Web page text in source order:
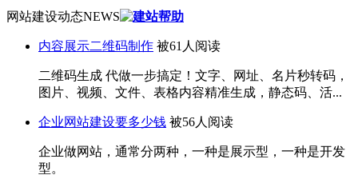
网站建设动态NEWS
内容展示二维码制作 被61人阅读
二维码生成 代做一步搞定！文字、网址、名片秒转码，
图片、视频、文件、表格内容精准生成，静态码、活...
企业网站建设要多少钱 被56人阅读
企业做网站，通常分两种，一种是展示型，一种是开发
型。